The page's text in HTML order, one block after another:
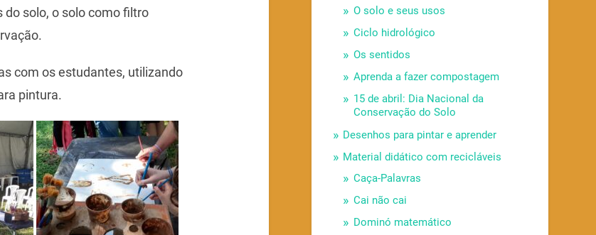
do solo, o solo como filtro
com os estudantes, utilizando
pintura.
O solo e seus usos
Ciclo hidrológico
Os sentidos
Aprenda a fazer compostagem
15 de abril: Dia Nacional da
Conservação do Solo
Desenhos para pintar e aprender
Material didático com recicláveis
Caça-Palavras
Cai não cai
Dominó matemático